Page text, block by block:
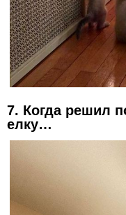
7. Когда решил
елку…